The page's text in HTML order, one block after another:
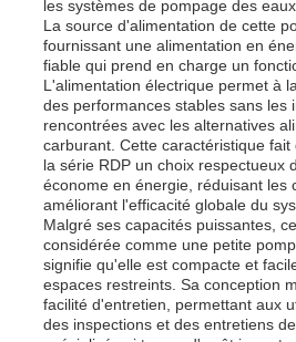
Contrôle de la qualité
Contact
nouvelles
Tous les cas
Demande de soumission
les systèmes de pompage des
La source d'alimentation de cette
fournissant une alimentation en
fiable qui prend en charge un
L'alimentation électrique permet à
des performances stables sans les
rencontrées avec les alternatives
carburant. Cette caractéristique
la série RDP un choix respectueux
économe en énergie, réduisant les
améliorant l'efficacité globale du
Malgré ses capacités puissantes,
considérée comme une petite
signifie qu'elle est compacte et
espaces restreints. Sa conception
facilité d'entretien, permettant aux
des inspections et des entretiens